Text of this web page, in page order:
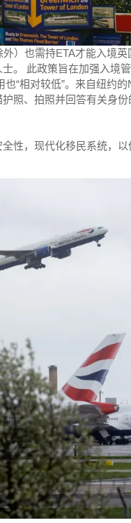
）也需持ETA才能入境
。 此政策旨在加强入境
“相对较低”。来自纽约
照、拍照并回答有关身
性，现代化移民系统，